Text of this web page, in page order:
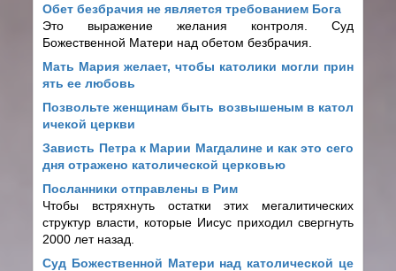
Обет безбрачия не является требованием Бога
Это выражение желания контроля. Суд
Божественной Матери над обетом безбрачия.
Мать Мария желает, чтобы католики могли прин
ять ее любовь
Позвольте женщинам быть возвышеным в катол
ичекой церкви
Зависть Петра к Марии Магдалине и как это сего
дня отражено католической церковью
Посланники отправлены в Рим
Чтобы встряхнуть остатки этих мегалитических
структур власти, которые Иисус приходил свергнуть
2000 лет назад.
Суд Божественной Матери над католической це